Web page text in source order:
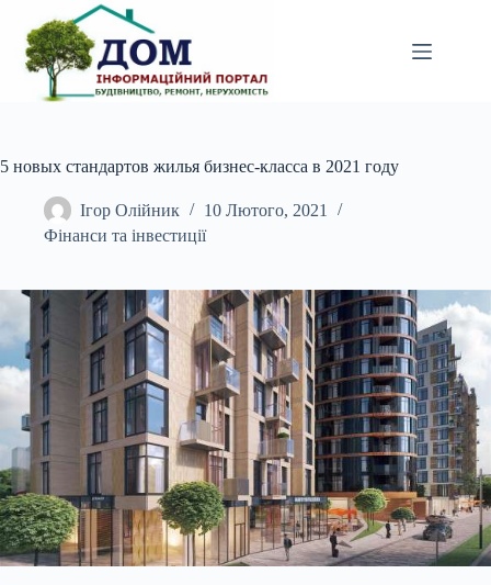
вмісту
5 новых стандартов жилья бизнес-класса в 2021 году
Ігор Олійник
10 Лютого, 2021
Фінанси та інвестиції